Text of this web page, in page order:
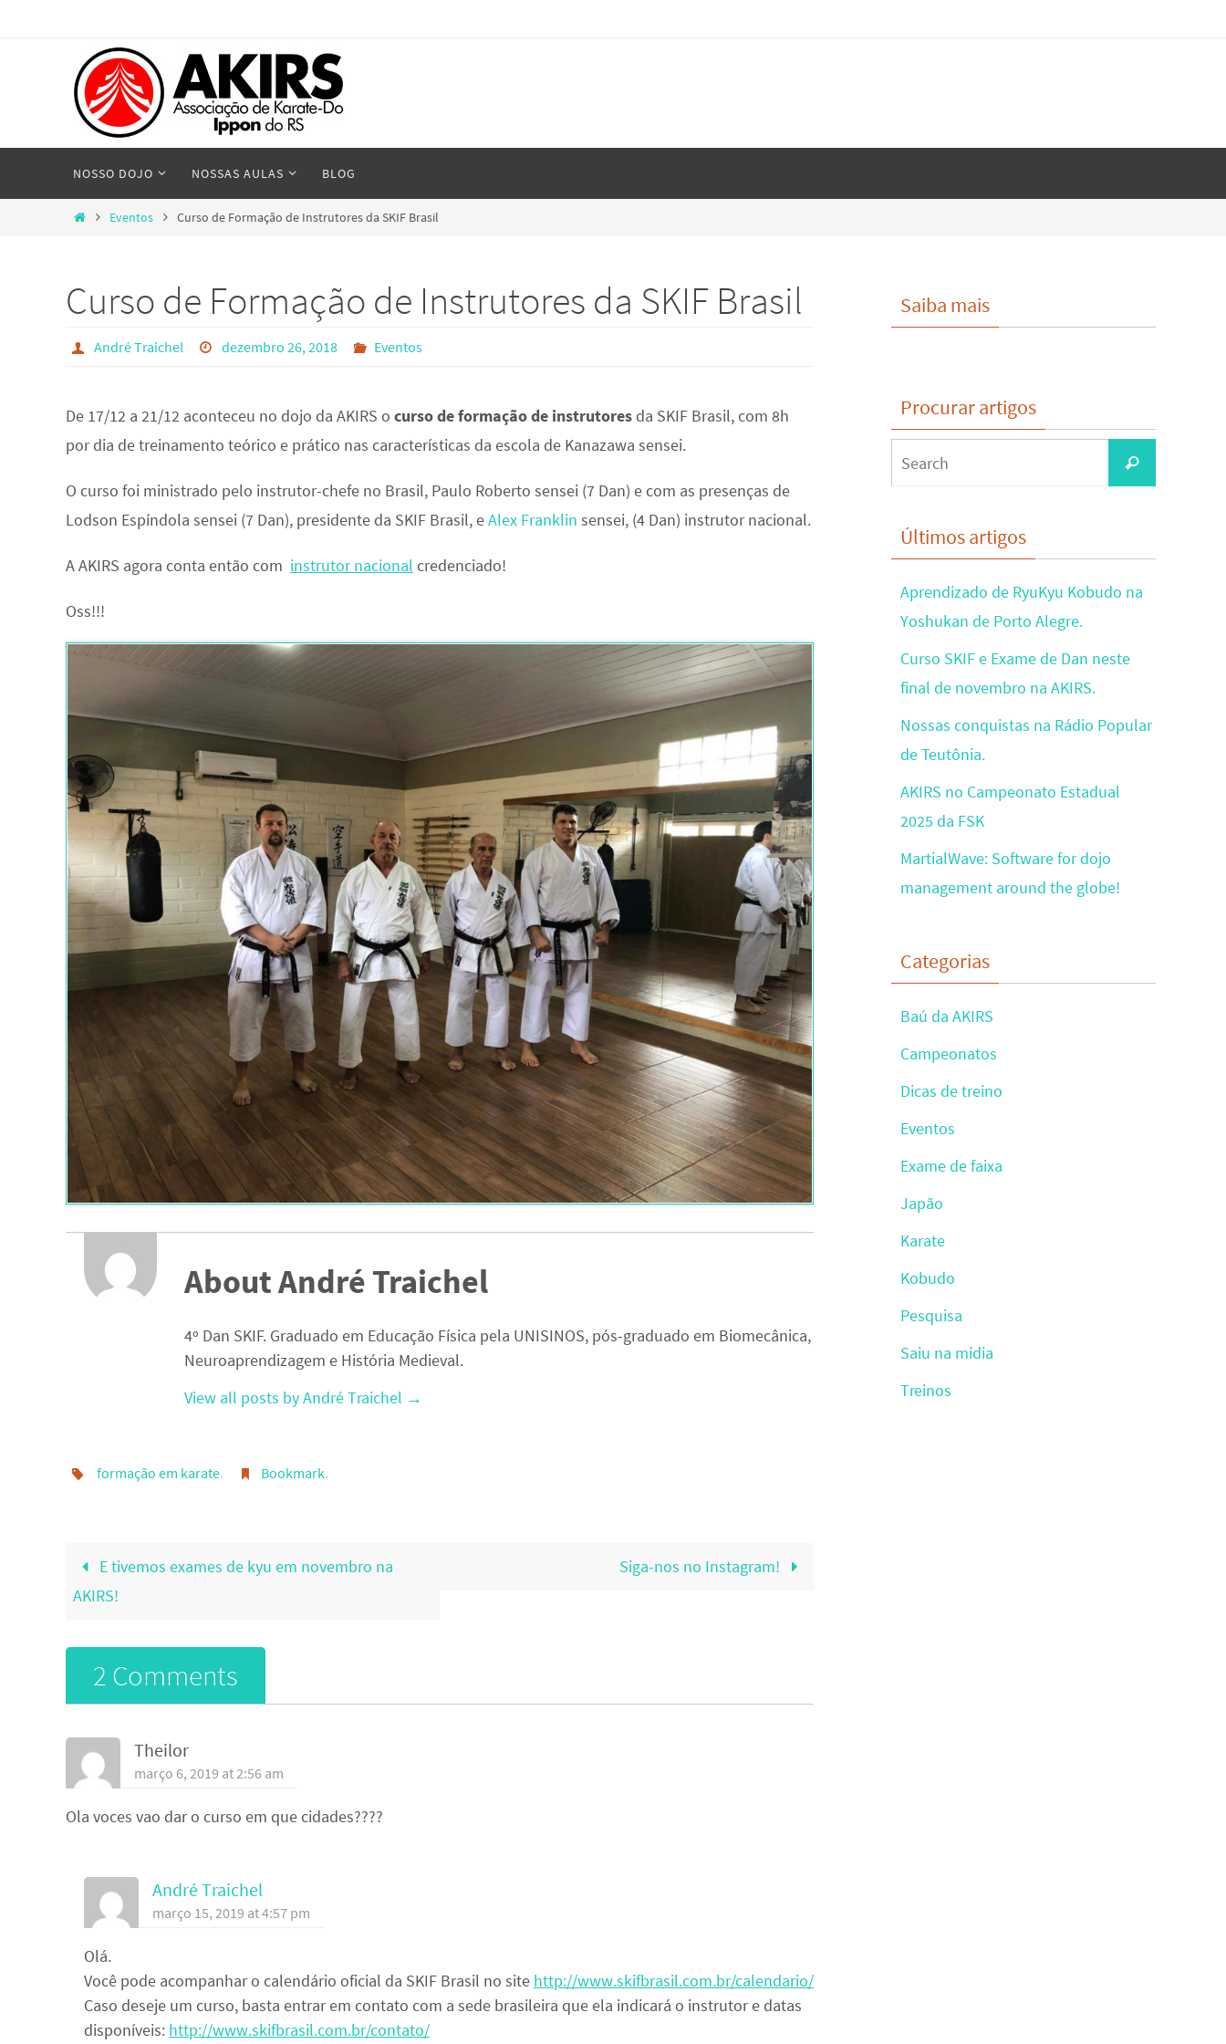
content
NOSSO DOJO NOSSAS AULAS BLOG
HomeEventos Curso de Formação de Instrutores da SKIF Brasil
Curso de Formação de Instrutores da SKIF Brasil
André Traichel dezembro 26, 2018 Eventos
De 17/12 a 21/12 aconteceu no dojo da AKIRS o curso de formação de instrutores da SKIF Brasil, com 8h
por dia de treinamento teórico e prático nas características da escola de Kanazawa sensei.
O curso foi ministrado pelo instrutor-chefe no Brasil, Paulo Roberto sensei (7 Dan) e com as presenças de
Lodson Espíndola sensei (7 Dan), presidente da SKIF Brasil, eAlex Franklin sensei, (4 Dan) instrutor nacional.
A AKIRS agora conta então com instrutor nacional credenciado!
Oss!!!
About André Traichel
4º Dan SKIF. Graduado em Educação Física pela UNISINOS, pós-graduado em Biomecânica,
Neuroaprendizagem e História Medieval.
View all posts by André Traichel →
formação em karate. Bookmark.
E tivemos exames de kyu em novembro na
AKIRS!
Siga-nos no Instagram!
2 Comments
Theilor
março 6, 2019 at 2:56 am
Ola voces vao dar o curso em que cidades????
André Traichel
março 15, 2019 at 4:57 pm
Olá.
Você pode acompanhar o calendário oficial da SKIF Brasil no site http://www.skifbrasil.com.br/calendario/
Caso deseje um curso, basta entrar em contato com a sede brasileira que ela indicará o instrutor e datas
disponíveis: http://www.skifbrasil.com.br/contato/
Saiba mais
Procurar artigos
for:
Search
Últimos artigos
Aprendizado de RyuKyu Kobudo na
Yoshukan de Porto Alegre.
Curso SKIF e Exame de Dan neste
final de novembro na AKIRS.
Nossas conquistas na Rádio Popular
de Teutônia.
AKIRS no Campeonato Estadual
2025 da FSK
MartialWave: Software for dojo
management around the globe!
Categorias
Baú da AKIRS
Campeonatos
Dicas de treino
Eventos
Exame de faixa
Japão
Karate
Kobudo
Pesquisa
Saiu na mídia
Treinos